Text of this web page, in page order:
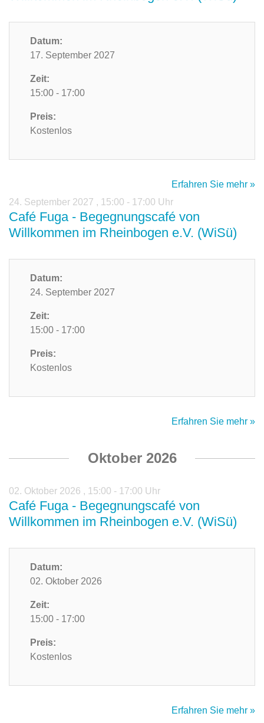
Datum:
17. September 2027
Zeit:
15:00 - 17:00
Preis:
Kostenlos
Erfahren Sie mehr »
24. September 2027 , 15:00 - 17:00 Uhr
Café Fuga - Begegnungscafé von
Willkommen im Rheinbogen e.V. (WiSü)
Datum:
24. September 2027
Zeit:
15:00 - 17:00
Preis:
Kostenlos
Erfahren Sie mehr »
Oktober 2026
02. Oktober 2026 , 15:00 - 17:00 Uhr
Café Fuga - Begegnungscafé von
Willkommen im Rheinbogen e.V. (WiSü)
Datum:
02. Oktober 2026
Zeit:
15:00 - 17:00
Preis:
Kostenlos
Erfahren Sie mehr »